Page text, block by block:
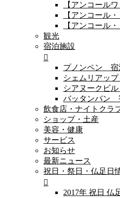
【アンコール
【アンコール
【アンコール
観光
宿泊施設
プノンペン 宿
シェムリアッ
シアヌークビ
バッタンバン
飲食店・ナイトクラ
ショップ・土産
美容・健康
サービス
お知らせ
最新ニュース
祝日・祭日・仏足日
2017年 祝日 仏